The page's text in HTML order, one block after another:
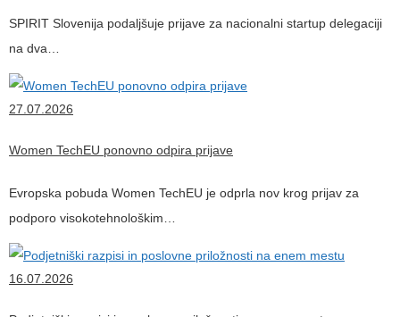
SPIRIT Slovenija podaljšuje prijave za nacionalni startup delegaciji
na dva…
27.07.2026
Women TechEU ponovno odpira prijave
Evropska pobuda Women TechEU je odprla nov krog prijav za
podporo visokotehnološkim…
16.07.2026